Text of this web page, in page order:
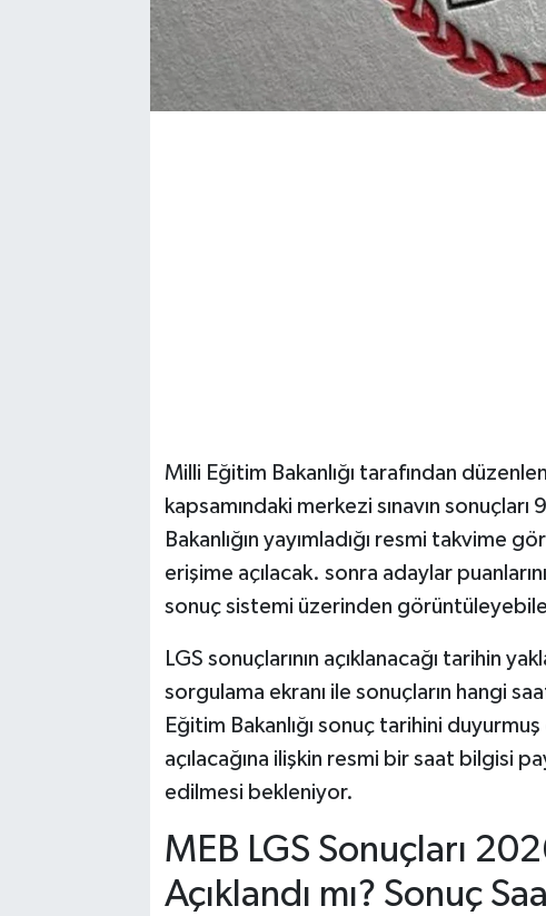
Milli Eğitim Bakanlığı tarafından
kapsamındaki merkezi sınavın
Bakanlığın yayımladığı resmi takvime
erişime açılacak. sonra adaylar
sonuç sistemi üzerinden
LGS sonuçlarının açıklanacağı tarihin
sorgulama ekranı ile sonuçların hangi
Eğitim Bakanlığı sonuç tarihini
açılacağına ilişkin resmi bir saat bilgisi
edilmesi bekleniyor.
MEB LGS Sonuçları
Açıklandı mı? Sonuç